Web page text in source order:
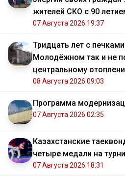
жителей СКО с 90
07 Августа 2026 19:37
Тридцать лет с
Молодёжном так и не
центральному
08 Августа 2026 09:03
Программа
07 Августа 2026 02:35
Казахстанские
четыре медали на
07 Августа 2026 18:31